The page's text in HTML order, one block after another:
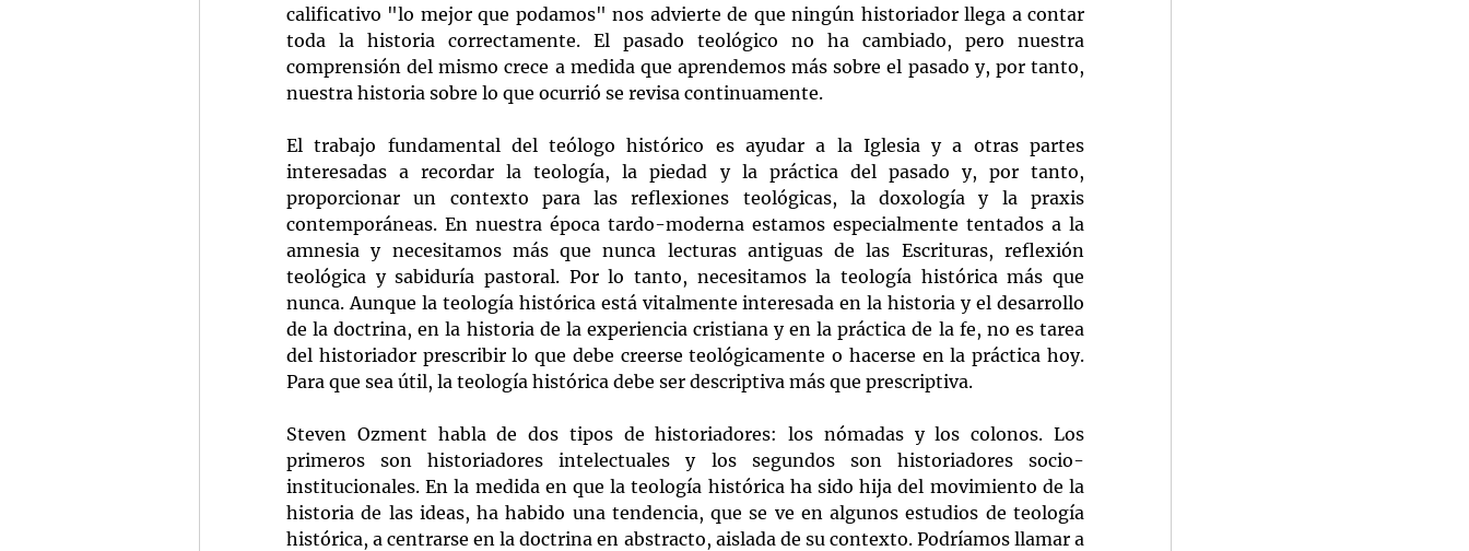
calificativo "lo mejor que podamos" nos advierte de que ningún historiador llega a contar
toda la historia correctamente. El pasado teológico no ha cambiado, pero nuestra
comprensión del mismo crece a medida que aprendemos más sobre el pasado y, por tanto,
nuestra historia sobre lo que ocurrió se revisa continuamente.
El trabajo fundamental del teólogo histórico es ayudar a la Iglesia y a otras partes
interesadas a recordar la teología, la piedad y la práctica del pasado y, por tanto,
proporcionar un contexto para las reflexiones teológicas, la doxología y la praxis
contemporáneas. En nuestra época tardo-moderna estamos especialmente tentados a la
amnesia y necesitamos más que nunca lecturas antiguas de las Escrituras, reflexión
teológica y sabiduría pastoral. Por lo tanto, necesitamos la teología histórica más que
nunca. Aunque la teología histórica está vitalmente interesada en la historia y el desarrollo
de la doctrina, en la historia de la experiencia cristiana y en la práctica de la fe, no es tarea
del historiador prescribir lo que debe creerse teológicamente o hacerse en la práctica hoy.
Para que sea útil, la teología histórica debe ser descriptiva más que prescriptiva.
Steven Ozment habla de dos tipos de historiadores: los nómadas y los colonos. Los
primeros son historiadores intelectuales y los segundos son historiadores socio-
institucionales. En la medida en que la teología histórica ha sido hija del movimiento de la
historia de las ideas, ha habido una tendencia, que se ve en algunos estudios de teología
histórica, a centrarse en la doctrina en abstracto, aislada de su contexto. Podríamos llamar a